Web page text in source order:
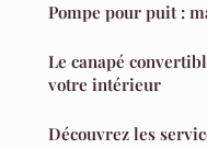
Pompe pour puit :
Le canapé
votre intérieur
Découvrez les